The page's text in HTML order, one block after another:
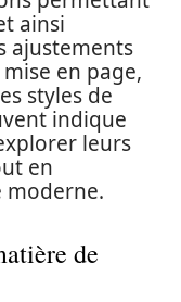
ainsi
ajustements
en page,
styles de
indique
leurs
en
moderne.
de